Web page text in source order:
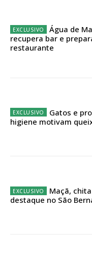
Faça-se assinante do
Edição em
Água de
recupera bar e
restaurante
Gatos e
higiene motivam
Maçã,
destaque no São